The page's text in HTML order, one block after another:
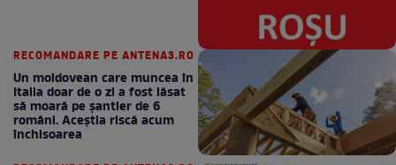
RECOMANDARE PE ANTENA3.RO
Un moldovean care muncea în
Italia doar de o zi a fost lăsat
să moară pe şantier de 6
români. Aceștia riscă acum
închisoarea